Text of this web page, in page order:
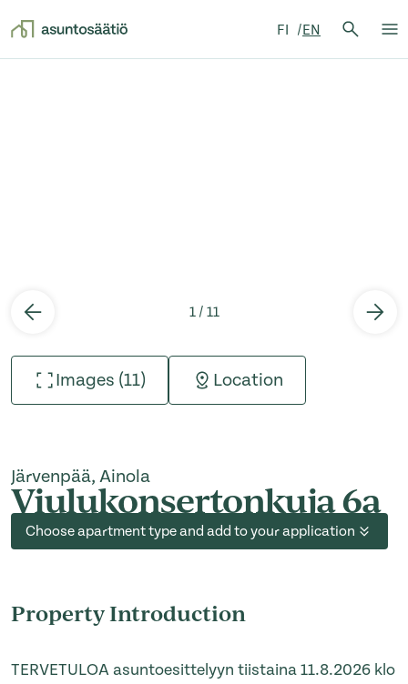
FI EN
1 / 11
Images (11) Location
Järvenpää, Ainola
Viulukonsertonkuja 6a
Choose apartment type and add to your application
Property Introduction
TERVETULOA asuntoesittelyyn tiistaina 11.8.2026 klo